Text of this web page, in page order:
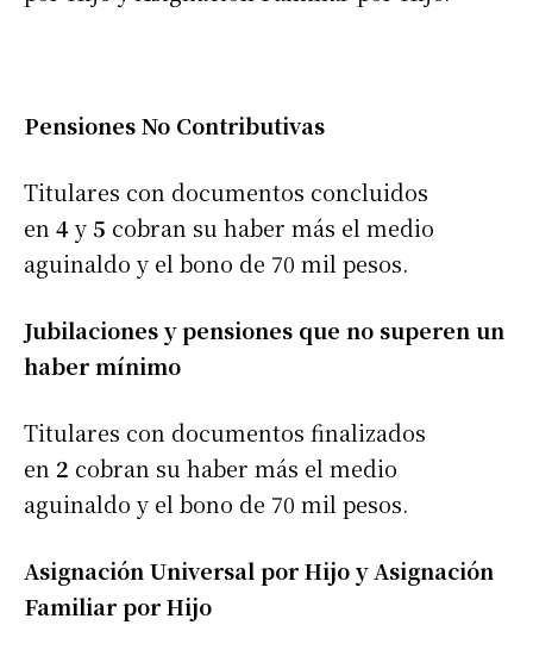
Pensiones No Contributivas
Titulares con documentos concluidos
en 4y5 cobran su haber más el medio
aguinaldo y el bono de 70 mil pesos.
Jubilaciones y pensiones que no superen un
haber mínimo
Titulares con documentos finalizados
en 2 cobran su haber más el medio
aguinaldo y el bono de 70 mil pesos.
Asignación Universal por Hijo y Asignación
Familiar por Hijo